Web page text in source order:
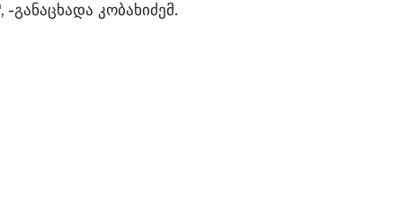
კობახიძემ.